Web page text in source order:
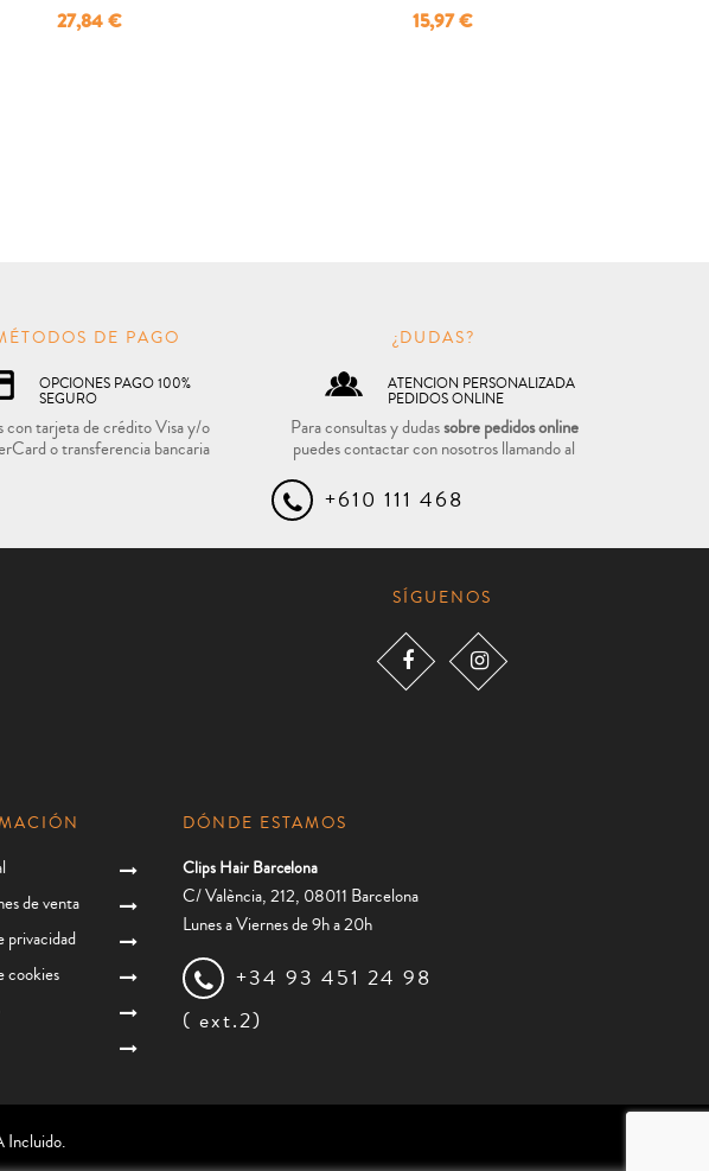
Precio
27,84 € Precio
15,97 €
DE PAGO
OPCIONES PAGO 100%
SEGURO
con tarjeta de crédito Visa y/o
o transferencia bancaria
¿DUDAS?
ATENCION PERSONALIZADA
PEDIDOS ONLINE
Para consultas y dudassobre pedidos online
puedes contactar con nosotros llamando al
+610 111 468
SÍGUENOS
de venta
privacidad
cookies
DÓNDE ESTAMOS
Clips Hair Barcelona
C/ València, 212, 08011 Barcelona
Lunes a Viernes de 9h a 20h
+34 93 451 24 98
( ext.2)
Incluido.